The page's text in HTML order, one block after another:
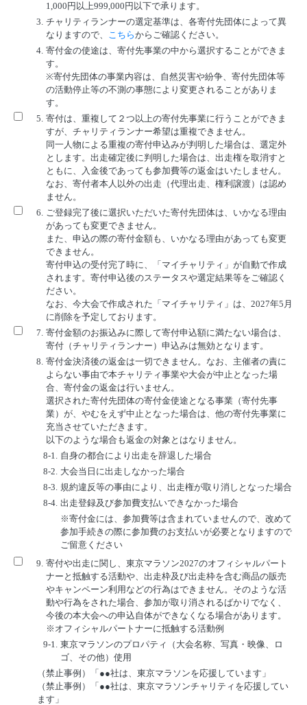
1,000円以上999,000円以下で承ります。
3. チャリティランナーの選定基準は、各寄付先団体によって異
なりますので、 こちらからご確認ください。
4. 寄付金の使途は、寄付先事業の中から選択することができま
す。
※寄付先団体の事業内容は、自然災害や紛争、寄付先団体等
の活動停止等の不測の事態により変更されることがありま
す。
5. 寄付は、重複して２つ以上の寄付先事業に行うことができま
すが、チャリティランナー希望は重複できません。
同一人物による重複の寄付申込みが判明した場合は、選定外
とします。出走確定後に判明した場合は、出走権を取消すと
ともに、入金後であっても参加費等の返金はいたしません。
なお、寄付者本人以外の出走（代理出走、権利譲渡）は認め
ません。
6. ご登録完了後に選択いただいた寄付先団体は、いかなる理由
があっても変更できません。
また、申込の際の寄付金額も、いかなる理由があっても変更
できません。
寄付申込の受付完了時に、「マイチャリティ」が自動で作成
されます。寄付申込後のステータスや選定結果等をご確認く
ださい。
なお、今大会で作成された「マイチャリティ」は、2027年5月
に削除を予定しております。
7. 寄付金額のお振込みに際して寄付申込額に満たない場合は、
寄付（チャリティランナー）申込みは無効となります。
8. 寄付金決済後の返金は一切できません。なお、主催者の責に
よらない事由で本チャリティ事業や大会が中止となった場
合、寄付金の返金は行いません。
選択された寄付先団体の寄付金使途となる事業（寄付先事
業）が、やむをえず中止となった場合は、他の寄付先事業に
充当させていただきます。
以下のような場合も返金の対象とはなりません。
8-1. 自身の都合により出走を辞退した場合
8-2. 大会当日に出走しなかった場合
8-3. 規約違反等の事由により、出走権が取り消しとなった場合
8-4. 出走登録及び参加費支払いできなかった場合
※寄付金には、参加費等は含まれていませんので、改めて
参加手続きの際に参加費のお支払いが必要となりますので
ご留意ください
9. 寄付や出走に関し、東京マラソン2027のオフィシャルパート
ナーと抵触する活動や、出走枠及び出走枠を含む商品の販売
やキャンペーン利用などの行為はできません。そのような活
動や行為をされた場合、参加が取り消されるばかりでなく、
今後の本大会への申込自体ができなくなる場合があります。
※オフィシャルパートナーに抵触する活動例
9-1. 東京マラソンのプロパティ（大会名称、写真・映像、ロ
ゴ、その他）使用
（禁止事例）「●●社は、東京マラソンを応援しています」
（禁止事例）「●●社は、東京マラソンチャリティを応援してい
ます」